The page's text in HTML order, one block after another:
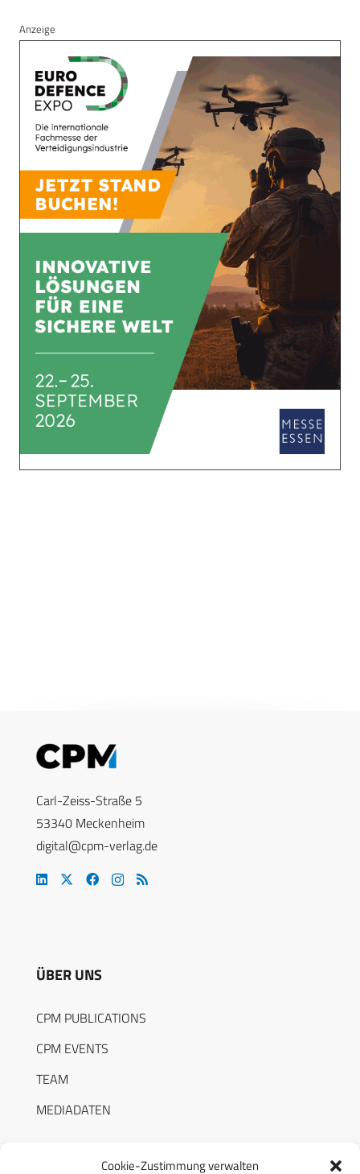
Cookie-Zustimmung verwalten
Anzeige
Carl-Zeiss-Straße 5
53340 Meckenheim
digital@cpm-verlag.de
ÜBER UNS
CPM PUBLICATIONS
CPM EVENTS
TEAM
MEDIADATEN